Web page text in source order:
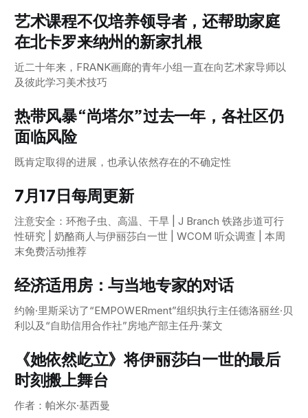
艺术课程不仅培养领导者，还帮助家庭
在北卡罗来纳州的新家扎根
近二十年来，FRANK画廊的青年小组一直在向艺术家导师以
及彼此学习美术技巧
热带风暴“尚塔尔”过去一年，各社区仍
面临风险
既肯定取得的进展，也承认依然存在的不确定性
7月17日每周更新
注意安全：环孢子虫、高温、干旱 | J Branch 铁路步道可行
性研究 | 奶酪商人与伊丽莎白一世 | WCOM 听众调查 | 本周
末免费活动推荐
经济适用房：与当地专家的对话
约翰·里斯采访了“EMPOWERment”组织执行主任德洛丽丝·贝
利以及“自助信用合作社”房地产部主任丹·莱文
《她依然屹立》将伊丽莎白一世的最后
时刻搬上舞台
作者：帕米尔·基西曼